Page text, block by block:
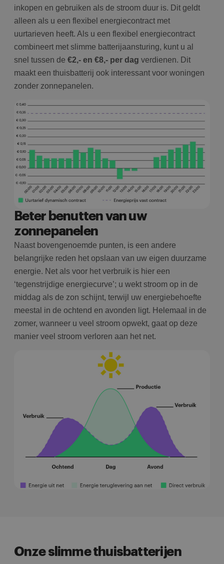
inkopen en gebruiken als de stroom duur is. Dit geldt
alleen als u een flexibel energiecontract met
uurtarieven heeft. Als u een flexibel energiecontract
combineert met slimme batterijaansturing, kunt u al
snel tussen de €2,- en €8,- per dag verdienen. Dit
maakt een thuisbatterij ook interessant voor woningen
zonder zonnepanelen.
Beter benutten van uw
zonnepanelen
Naast bovengenoemde punten, is een andere
belangrijke reden het opslaan van uw eigen duurzame
energie. Net als voor het verbruik is hier een
‘tegenstrijdige energiecurve’; u wekt stroom op in de
middag als de zon schijnt, terwijl uw energiebehoefte
meestal in de ochtend en avonden ligt. Helemaal in de
zomer, wanneer u veel stroom opwekt, gaat op deze
manier veel stroom verloren aan het net.
Onze slimme thuisbatterijen